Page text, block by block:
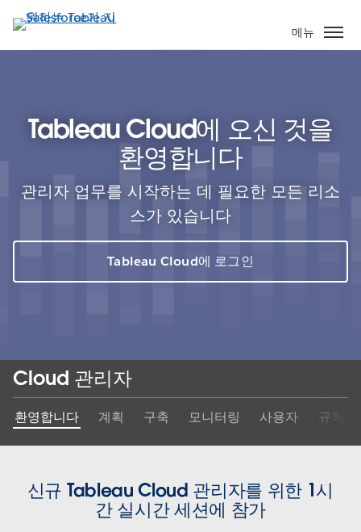
요
콘
메뉴
Tableau Cloud에 오신 것을
환영합니다
관리자 업무를 시작하는 데 필요한 모든 리소
스가 있습니다
Tableau Cloud에 로그인
Cloud 관리자
환영합니다 계획 구축 모니터링 사용자 규칙
신규 Tableau Cloud 관리자를 위한 1시
간 실시간 세션에 참가